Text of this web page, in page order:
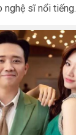
sĩ nổi tiếng.